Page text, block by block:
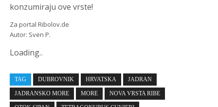
konzumiraju ove vrste!
Za portal Ribolov.de
Autor: Sven P.
Loading...
TAG DUBROVNIK HRVATSKA JADRAN
JADRANSKO MORE MORE NOVA VRSTA RIBE